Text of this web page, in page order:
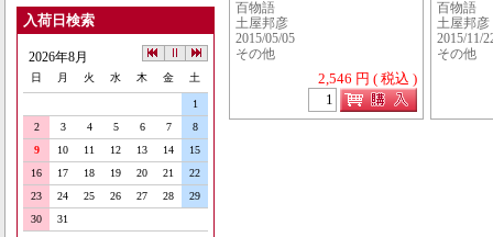
入荷日検索
2026年8月
日 月 火 水 木 金 土
1
2
3 4 5 6 7
8
9
10 11 12 13 14
15
16
17 18 19 20 21
22
23
24 25 26 27 28
29
30
31
百物語
土屋邦彦
2015/05/05
その他
2,546 円 ( 税込 )
百物語
土屋邦彦
2015/11/
その他